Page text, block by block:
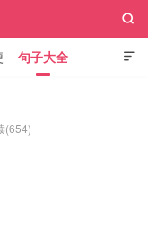

句子大全

(654)